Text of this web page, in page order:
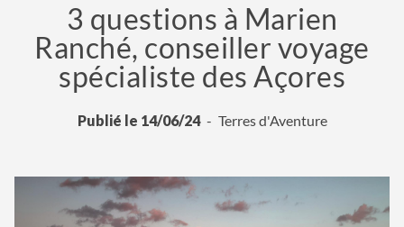
3 questions à Marien
Ranché, conseiller voyage
spécialiste des Açores
Publié le 14/06/24 Terres d'Aventure